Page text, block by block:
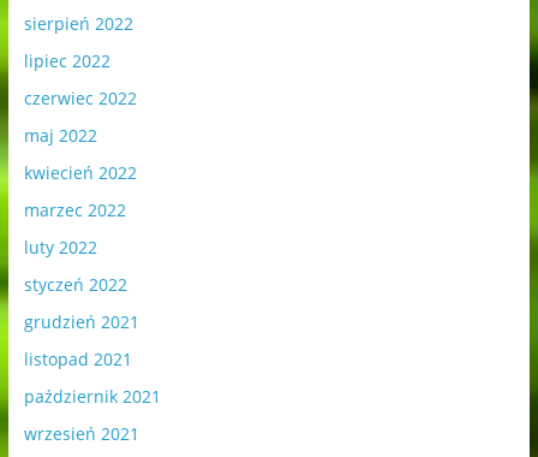
sierpień 2022
lipiec 2022
czerwiec 2022
maj 2022
kwiecień 2022
marzec 2022
luty 2022
styczeń 2022
grudzień 2021
listopad 2021
październik 2021
wrzesień 2021